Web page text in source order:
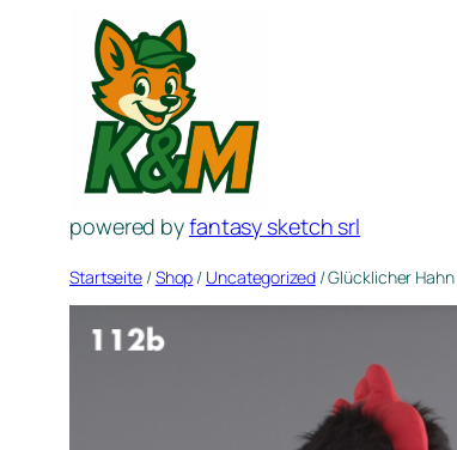
springen
powered byfantasy sketch srl
Startseite /Shop / Uncategorized/ Glücklicher Hahn